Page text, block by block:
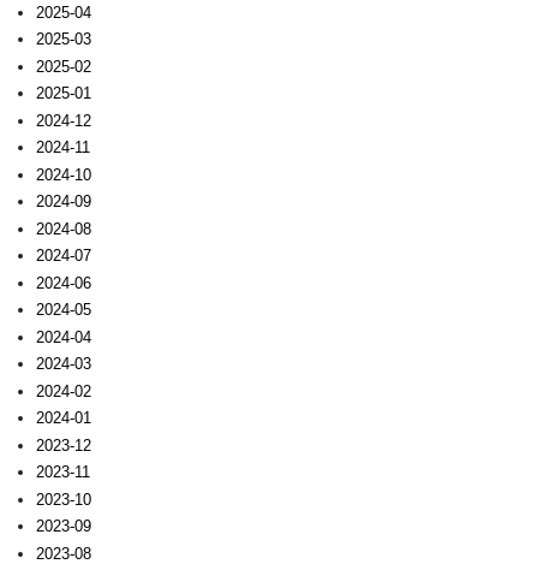
2025-04
2025-03
2025-02
2025-01
2024-12
2024-11
2024-10
2024-09
2024-08
2024-07
2024-06
2024-05
2024-04
2024-03
2024-02
2024-01
2023-12
2023-11
2023-10
2023-09
2023-08